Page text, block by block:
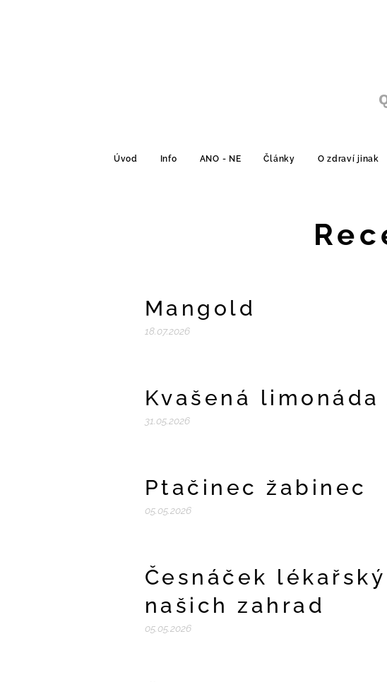
Úvod Info ANO - NE Články O zdraví jinak
Mangold
18.07.2026
Kvašená
31.05.2026
Ptačinec žabinec
05.05.2026
Česnáček
našich zahrad
05.05.2026